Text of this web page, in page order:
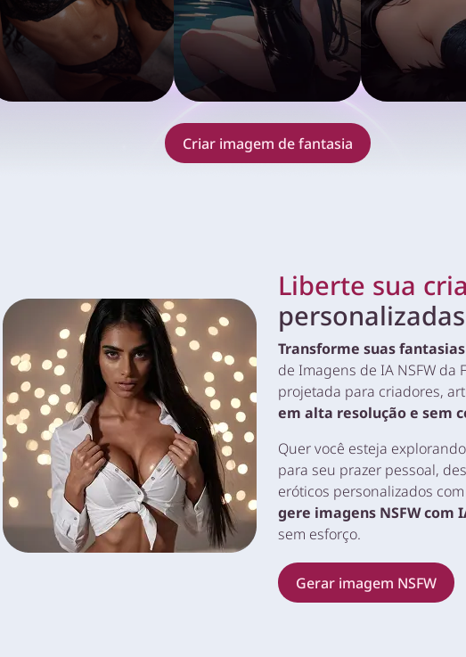
Criar imagem de fantasia
Liberte sua
Transforme suas
de Imagens de IA NSFW da
projetada para criadores,
em alta resolução e sem
Quer você esteja
para seu prazer pessoal,
eróticos personalizados
gere imagens NSFW com
sem esforço.
Gerar imagem NSFW